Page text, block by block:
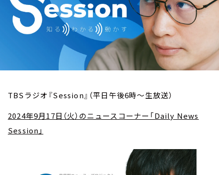
TBSラジオ『Session』（平日午後6時～生放送）
2024年9月17日（火）のニュースコーナー「Daily News
Session」